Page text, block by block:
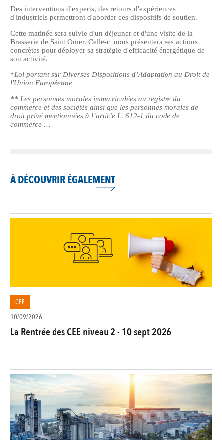
Des interventions d'experts, des retours d'expériences
d'industriels permettront d'aborder ces dispositifs de soutien.
Cette matinée sera suivie d'un déjeuner et d'une visite de la
Brasserie de Saint Omer. Celle-ci nous présentera ses actions
concrètes pour déployer sa stratégie d'efficacité énergétique de
son activité.
*Loi portant sur Diverses Dispositions d’Adaptation au Droit de
l'Union Européenne
** Les personnes morales immatriculées au registre du
commerce et des sociétés ainsi que les personnes morales de
droit privé mentionnées à l’article L. 612‑1 du code de
commerce …
À DÉCOUVRIR ÉGALEMENT
CEE
10/09/2026
La Rentrée des CEE niveau 2 - 10 sept 2026